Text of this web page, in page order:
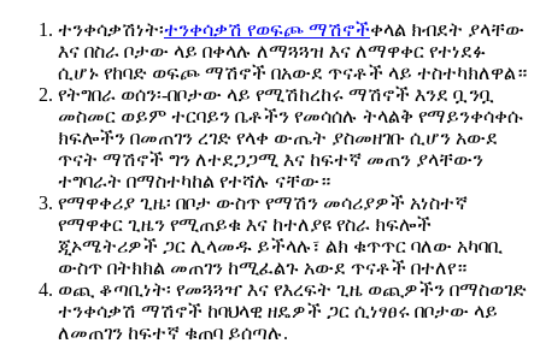
ተንቀሳቃሽነት፡ተንቀሳቃሽ የወፍጮ ማሽኖችቀላል ክብደት ያላቸው
እና በስራ ቦታው ላይ በቀላሉ ለማጓጓዝ እና ለማዋቀር የተነደፉ
ሲሆኑ የከባድ ወፍጮ ማሽኖች በአውደ ጥናቶች ላይ ተስተካክለዋል።
የትግበራ ወሰን፡-በቦታው ላይ የሚሽከረከሩ ማሽኖች እንደ ቧንቧ
መስመር ወይም ተርባይን ቤቶችን የመሳሰሉ ትላልቅ የማይንቀሳቀሱ
ክፍሎችን በመጠገን ረገድ የላቀ ውጤት ያስመዘገቡ ሲሆን አውደ
ጥናት ማሽኖች ግን ለተደጋጋሚ እና ከፍተኛ መጠን ያላቸውን
ተግባራት በማስተካከል የተሻሉ ናቸው።
የማዋቀሪያ ጊዜ፡ በቦታ ውስጥ የማሽን መሳሪያዎች አነስተኛ
የማዋቀር ጊዜን የሚጠይቁ እና ከተለያዩ የስራ ክፍሎች
ጂኦሜትሪዎች ጋር ሊላመዱ ይችላሉ፣ ልክ ቁጥጥር ባለው አካባቢ
ውስጥ በትክክል መጠገን ከሚፈልጉ አውደ ጥናቶች በተለየ።
ወጪ ቆጣቢነት፡ የመጓጓዣ እና የእረፍት ጊዜ ወጪዎችን በማስወገድ
ተንቀሳቃሽ ማሽኖች ከባህላዊ ዘዴዎች ጋር ሲነፃፀሩ በቦታው ላይ
ለመጠገን ከፍተኛ ቁጠባ ይሰጣሉ.